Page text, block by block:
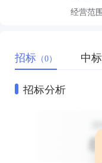
经营范
招标 （0） 中标
招标分析